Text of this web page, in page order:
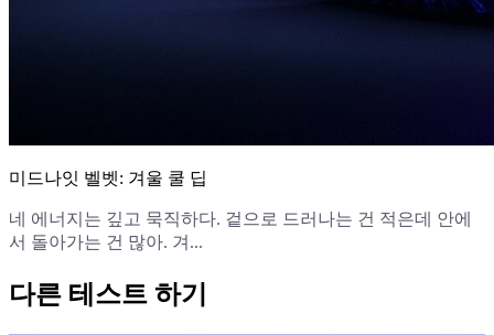
미드나잇 벨벳: 겨울 쿨 딥
네 에너지는 깊고 묵직하다. 겉으로 드러나는 건 적은데 안에
서 돌아가는 건 많아. 겨...
다른 테스트 하기